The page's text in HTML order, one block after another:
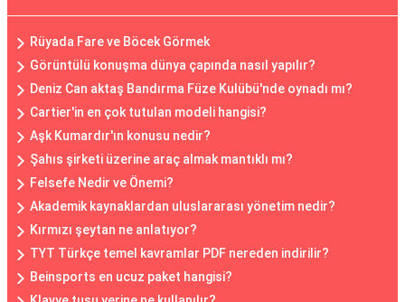
Rüyada Fare ve Böcek Görmek
Görüntülü konuşma dünya çapında nasıl yapılır?
Deniz Can aktaş Bandırma Füze Kulübü'nde oynadı mı?
Cartier'in en çok tutulan modeli hangisi?
Aşk Kumardır'ın konusu nedir?
Şahıs şirketi üzerine araç almak mantıklı mı?
Felsefe Nedir ve Önemi?
Akademik kaynaklardan uluslararası yönetim nedir?
Kırmızı şeytan ne anlatıyor?
TYT Türkçe temel kavramlar PDF nereden indirilir?
Beinsports en ucuz paket hangisi?